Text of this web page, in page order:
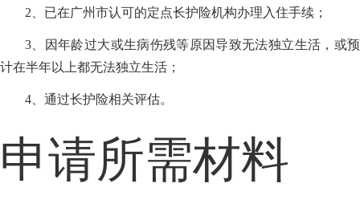
2、已在广州市认可的定点长护险机构办理入住手续；
3、因年龄过大或生病伤残等原因导致无法独立生活，或预
计在半年以上都无法独立生活；
4、通过长护险相关评估。
申请所需材料